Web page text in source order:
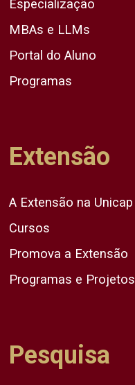
Especialização
MBAs e LLMs
Portal do Aluno
Programas
Extensão
A Extensão na Unicap
Cursos
Promova a Extensão
Programas e Projetos
Pesquisa